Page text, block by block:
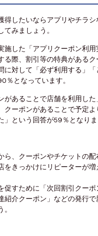
得したいならアプリやチラ
てみましょう。
施した「アプリクーポン利用
る際、割引等の特典がある
に対して「必ず利用する」「
％となっています。
があることで店舗を利用し
クーポンがあることで予定
」という回答が59％となりま
ら、クーポンやチケットの
をきっかけにリピーターが
促すために「次回割引クー
紹介クーポン」などの発行